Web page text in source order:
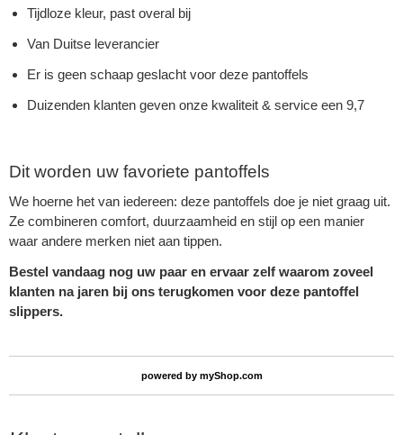
Tijdloze kleur, past overal bij
Van Duitse leverancier
Er is geen schaap geslacht voor deze pantoffels
Duizenden klanten geven onze kwaliteit & service een 9,7
Dit worden uw favoriete pantoffels
We hoerne het van iedereen: deze pantoffels doe je niet graag uit.
Ze combineren comfort, duurzaamheid en stijl op een manier
waar andere merken niet aan tippen.
Bestel vandaag nog uw paar en ervaar zelf waarom zoveel
klanten na jaren bij ons terugkomen voor deze pantoffel
slippers.
powered by myShop.com